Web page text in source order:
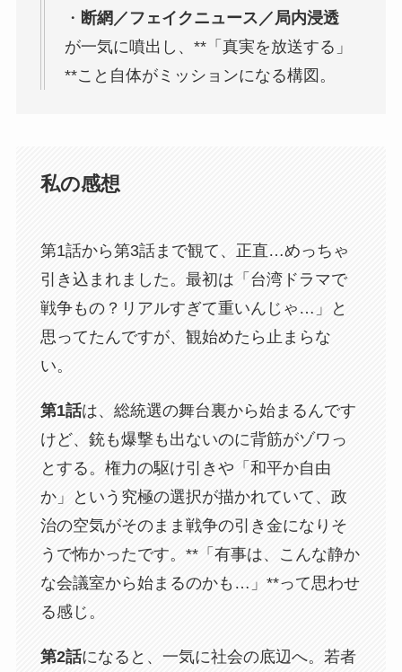
・ 断網／フェイクニュース／局内浸透
が一気に噴出し、**「真実を放送する」
**こと自体がミッションになる構図。
私の感想
第1話から第3話まで観て、正直…めっちゃ
引き込まれました。最初は「台湾ドラマで
戦争もの？リアルすぎて重いんじゃ…」と
思ってたんですが、観始めたら止まらな
い。
第1話は、総統選の舞台裏から始まるんです
けど、銃も爆撃も出ないのに背筋がゾワっ
とする。権力の駆け引きや「和平か自由
か」という究極の選択が描かれていて、政
治の空気がそのまま戦争の引き金になりそ
うで怖かったです。**「有事は、こんな静か
な会議室から始まるのかも…」**って思わせ
る感じ。
第2話になると、一気に社会の底辺へ。若者